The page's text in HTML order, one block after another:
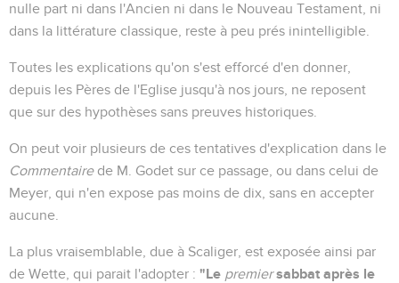
nulle part ni dans l'Ancien ni dans le Nouveau Testament, ni
dans la littérature classique, reste à peu prés inintelligible.
Toutes les explications qu'on s'est efforcé d'en donner,
depuis les Pères de l'Eglise jusqu'à nos jours, ne reposent
que sur des hypothèses sans preuves historiques.
On peut voir plusieurs de ces tentatives d'explication dans le
Commentairede M. Godet sur ce passage, ou dans celui de
Meyer, qui n'en expose pas moins de dix, sans en accepter
aucune.
La plus vraisemblable, due à Scaliger, est exposée ainsi par
de Wette, qui parait l'adopter : "Le premier sabbat après le